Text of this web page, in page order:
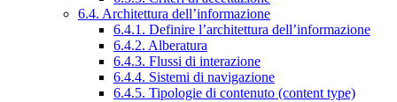
6.4. Architettura dell’informazione
6.4.1. Definire l’architettura dell’informazione
6.4.2. Alberatura
6.4.3. Flussi di interazione
6.4.4. Sistemi di navigazione
6.4.5. Tipologie di contenuto (content type)